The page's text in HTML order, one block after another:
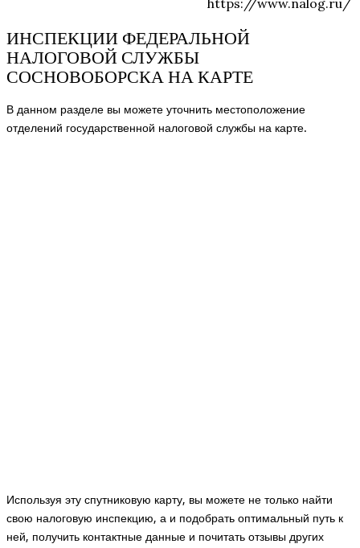
ИНСПЕКЦИИ ФЕДЕРАЛЬНОЙ
НАЛОГОВОЙ СЛУЖБЫ
СОСНОВОБОРСКА НА КАРТЕ
В данном разделе вы можете уточнить местоположение
отделений государственной налоговой службы на карте.
Используя эту спутниковую карту, вы можете не только найти
свою налоговую инспекцию, а и подобрать оптимальный путь к
ней, получить контактные данные и почитать отзывы других